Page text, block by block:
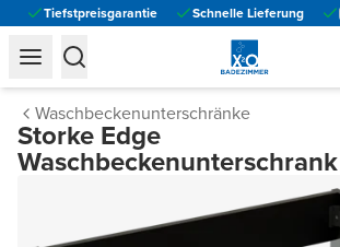
Tiefstpreisgarantie Schnelle Lieferung
general.navigation.toggle_menu.label
Waschbeckenunterschränke
Storke Edge
Waschbeckenunterschrank